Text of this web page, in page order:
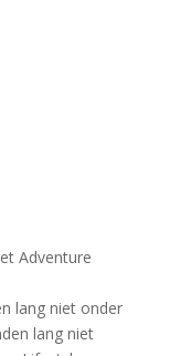
lang niet onder